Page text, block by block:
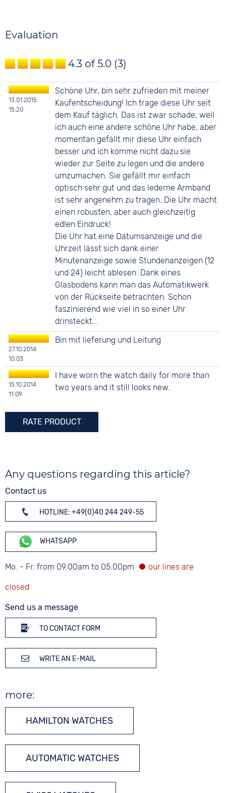
Arabic
Tang buckle
Evaluation
4.3 of 5.0 (3)
13.01.2015
15:20
Schöne Uhr, bin sehr zufrieden mit meiner
Kaufentscheidung! Ich trage diese Uhr seit
dem Kauf täglich. Das ist zwar schade, weil
ich auch eine andere schöne Uhr habe, aber
momentan gefällt mir diese Uhr einfach
besser und ich komme nicht dazu sie
wieder zur Seite zu legen und die andere
umzumachen. Sie gefällt mir einfach
optisch sehr gut und das lederne Armband
ist sehr angenehm zu tragen. Die Uhr macht
einen robusten, aber auch gleichzeitig
edlen Eindruck!
Die Uhr hat eine Datumsanzeige und die
Uhrzeit lässt sich dank einer
Minutenanzeige sowie Stundenanzeigen (12
und 24) leicht ablesen. Dank eines
Glasbodens kann man das Automatikwerk
von der Rückseite betrachten. Schon
faszinierend wie viel in so einer Uhr
drinsteckt...
27.10.2014
10:03
Bin mit lieferung und Leitung
15.10.2014
11:09
I have worn the watch daily for more than
two years and it still looks new.
RATE PRODUCT
Any questions regarding this article?
Contact us
HOTLINE: +49(0)40 244 249-55
WHATSAPP
Mo. - Fr. from 09.00am to 05.00pm
Send us a message
TO CONTACT FORM
WRITE AN E-MAIL
more:
HAMILTON WATCHES
AUTOMATIC WATCHES